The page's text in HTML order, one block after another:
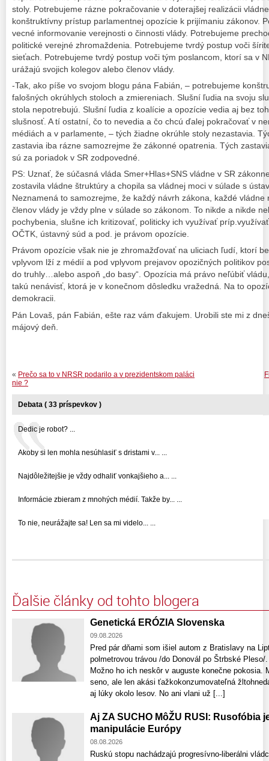
stoly. Potrebujeme rázne pokračovanie v doterajšej realizácii
konštruktívny prístup parlamentnej opozície k prijímaniu zákonov.
vecné informovanie verejnosti o činnosti vlády. Potrebujeme
politické verejné zhromaždenia. Potrebujeme tvrdý postup voči
sieťach. Potrebujeme tvrdý postup voči tým poslancom, ktorí sa v
urážajú svojich kolegov alebo členov vlády.
-Tak, ako píše vo svojom blogu pána Fabián, – potrebujeme
falošných okrúhlych stoloch a zmiereniach. Slušní ľudia na svoju
stola nepotrebujú. Slušní ľudia z koalície a opozície vedia aj bez
slušnosť. A tí ostatní, čo to nevedia a čo chcú ďalej pokračovať v
médiách a v parlamente, – tých žiadne okrúhle stoly nezastavia.
zastavia iba rázne samozrejme že zákonné opatrenia. Tých
sú za poriadok v SR zodpovedné.
PS: Uznať, že súčasná vláda Smer+Hlas+SNS vládne v SR
zostavila vládne štruktúry a chopila sa vládnej moci v súlade s
Neznamená to samozrejme, že každý návrh zákona, každé vládne
členov vlády je vždy plne v súlade so zákonom. To nikde a nikde
pochybenia, slušne ich kritizovať, politicky ich využívať
OČTK, ústavný súd a pod. je právom opozície.
Právom opozície však nie je zhromažďovať na uliciach ľudí, ktorí
vplyvom lží z médií a pod vplyvom prejavov opozičných politikov
do truhly…alebo aspoň „do basy“. Opozícia má právo neľúbiť
takú nenávisť, ktorá je v konečnom dôsledku vražedná. Na to
demokracii.
Pán Lovaš, pán Fabián, ešte raz vám ďakujem. Urobili ste mi z
májový deň.
« Prečo sa to v NRSR podarilo a v prezidentskom paláci
nie ?
Debata ( 33 príspevkov )
Dedic je robot? ...
Akoby si len mohla nesúhlasiť s dristami v... ...
Najdôležitejšie je vždy odhaliť vonkajšieho a... ...
Informácie zbieram z mnohých médií. Takže by... ...
To nie, neurážajte sa! Len sa mi videlo... ...
Ďalšie články od tohto blogera
Genetická ERÓZIA Slovenska
09.08.2026
Pred pár dňami som išiel autom z Bratislavy na
polmetrovou trávou /do Donovál po Štrbské
Možno ho ich neskôr v auguste konečne pokosia.
seno, ale len akási ťažkokonzumovateľná
aj lúky okolo lesov. No ani vlani už [...]
Aj ZA SUCHO MôŽU RUSI: Rusofóbia
manipulácie Európy
08.08.2026
Ruskú stopu nachádzajú progresívno-liberálni